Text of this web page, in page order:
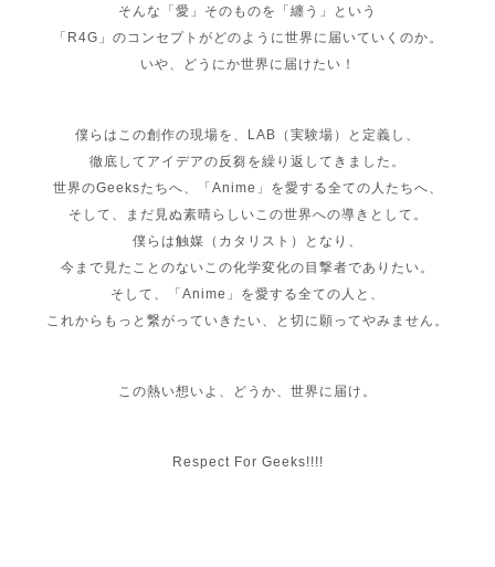
そんな「愛」そのものを「纏う」という
「R4G」のコンセプトがどのように世界に届いていくのか。
いや、どうにか世界に届けたい！
僕らはこの創作の現場を、LAB（実験場）と定義し、
徹底してアイデアの反芻を繰り返してきました。
世界のGeeksたちへ、「Anime」を愛する全ての人たちへ、
そして、まだ見ぬ素晴らしいこの世界への導きとして。
僕らは触媒（カタリスト）となり、
今まで見たことのないこの化学変化の目撃者でありたい。
そして、「Anime」を愛する全ての人と、
これからもっと繋がっていきたい、と切に願ってやみません。
この熱い想いよ、どうか、世界に届け。
Respect For Geeks!!!!